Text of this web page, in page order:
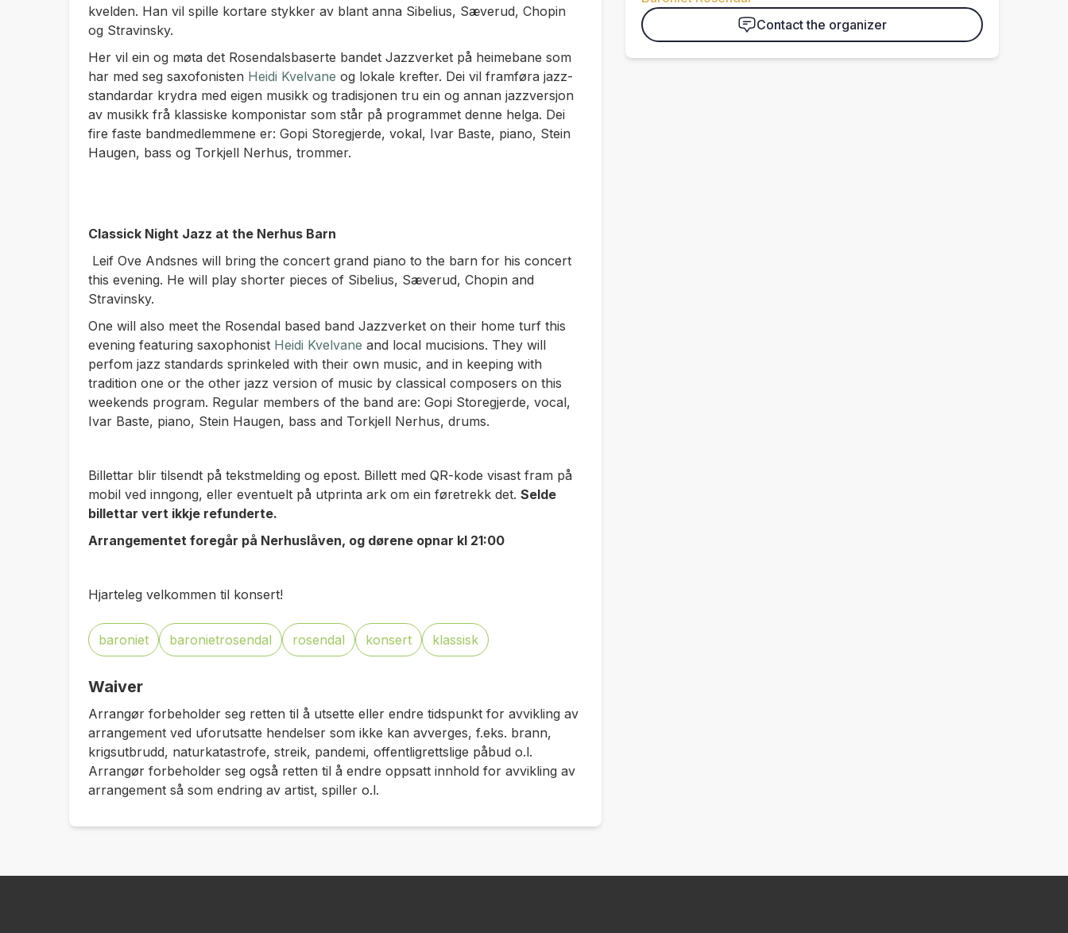
kvelden. Han vil spille kortare stykker av blant anna Sibelius, Sæverud, Chopin
og Stravinsky.
Her vil ein og møta det Rosendalsbaserte bandet Jazzverket på heimebane som
har med seg saxofonisten Heidi Kvelvane og lokale krefter. Dei vil framføra jazz-
standardar krydra med eigen musikk og tradisjonen tru ein og annan jazzversjon
av musikk frå klassiske komponistar som står på programmet denne helga. Dei
fire faste bandmedlemmene er: Gopi Storegjerde, vokal, Ivar Baste, piano, Stein
Haugen, bass og Torkjell Nerhus, trommer.
Classick Night Jazz at the Nerhus Barn
Leif Ove Andsnes will bring the concert grand piano to the barn for his concert
this evening. He will play shorter pieces of Sibelius, Sæverud, Chopin and
Stravinsky.
One will also meet the Rosendal based band Jazzverket on their home turf this
evening featuring saxophonist Heidi Kvelvane and local mucisions. They will
perfom jazz standards sprinkeled with their own music, and in keeping with
tradition one or the other jazz version of music by classical composers on this
weekends program. Regular members of the band are: Gopi Storegjerde, vocal,
Ivar Baste, piano, Stein Haugen, bass and Torkjell Nerhus, drums.
Billettar blir tilsendt på tekstmelding og epost. Billett med QR-kode visast fram på
mobil ved inngong, eller eventuelt på utprinta ark om ein føretrekk det. Selde
billettar vert ikkje refunderte.
Arrangementet foregår på Nerhuslåven, og dørene opnar kl 21:00
Hjarteleg velkommen til konsert!
baroniet baronietrosendal rosendal konsert klassisk
Waiver
Arrangør forbeholder seg retten til å utsette eller endre tidspunkt for avvikling av
arrangement ved uforutsatte hendelser som ikke kan avverges, f.eks. brann,
krigsutbrudd, naturkatastrofe, streik, pandemi, offentligrettslige påbud o.l.
Arrangør forbeholder seg også retten til å endre oppsatt innhold for avvikling av
arrangement så som endring av artist, spiller o.l.
Contact the organizer